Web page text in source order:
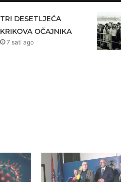
TRI DESETLJEĆA
KRIKOVA OČAJNIKA
7 sati ago